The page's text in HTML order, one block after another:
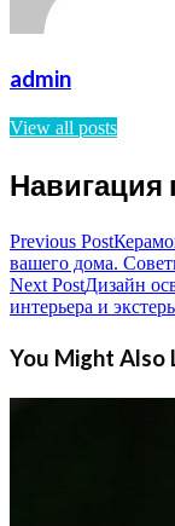
admin
View all posts
Навигация
Previous Post
вашего дома.
Next PostДизайн
интерьера и
You Might Also